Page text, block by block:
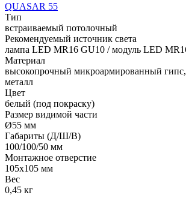
QUASAR 55
Тип
встраиваемый потолочный
Рекомендуемый источник света
лампа LED MR16 GU10 / модуль LED
Материал
высокопрочный микроармированный гипс,
металл
Цвет
белый (под покраску)
Размер видимой части
Ø55 мм
Габариты (Д/Ш/В)
100/100/50 мм
Монтажное отверстие
105x105 мм
Вес
0,45 кг